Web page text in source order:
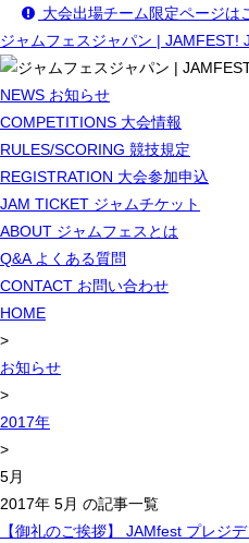
大会出場チーム限定ページは
ジャムフェスジャパン | JAMFEST!
NEWS お知らせ
COMPETITIONS 大会情報
RULES/SCORING 競技規定
REGISTRATION 大会参加申込
JAM TICKET ジャムチケット
ABOUT ジャムフェスとは
Q&A よくある質問
CONTACT お問い合わせ
HOME
>
お知らせ
>
2017年
>
5月
2017年 5月 の記事一覧
【御礼のご挨拶】 JAMfest プレジ